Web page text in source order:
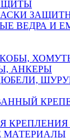
ВЕДРА И
АНКЕРЫ
МАТЕРИАЛЫ